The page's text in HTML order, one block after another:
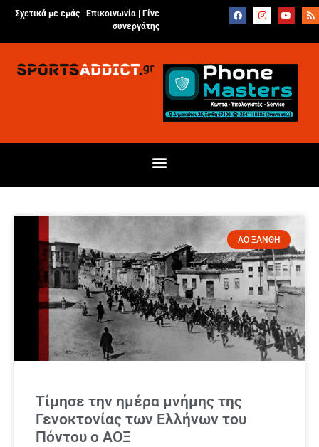
Σχετικά με εμάς | Επικοινωνία
Γίνε
συνεργάτης
ΑΟ ΞΑΝΘΗ
Τίμησε την ημέρα μνήμης της
Γενοκτονίας των Ελλήνων του
Πόντου ο ΑΟΞ